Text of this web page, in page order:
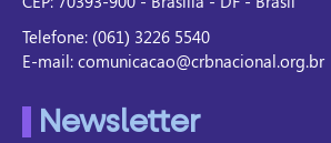
Telefone: (061) 3226 5540
E-mail: comunicacao@crbnacional.org.br
Newsletter